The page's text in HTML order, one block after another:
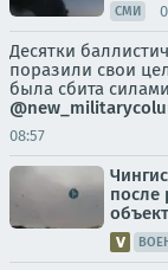
СМИ
Десятки
поразили свои
была сбита
08:57
после